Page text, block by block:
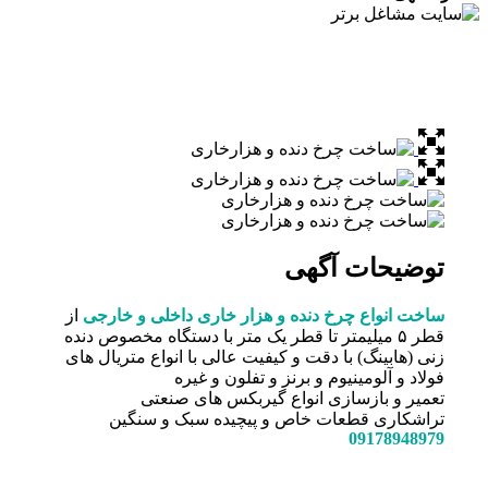
توضیحات آگهی
ساخت انواع چرخ دنده و هزار خاری داخلی و خارجیاز
قطر ۵ میلیمتر تا قطر یک متر با دستگاه مخصوص دنده
زنی (هابینگ) با دقت و کیفیت عالی با انواع متریال های
فولاد و آلومینیوم و برنز و تفلون و غیره
تعمیر و بازسازی انواع گیربکس های صنعتی
تراشکاری قطعات خاص و پیچیده سبک و سنگین
09178948979